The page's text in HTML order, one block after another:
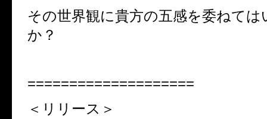
その世界観に貴方の五感を委ねて
か？
====================
＜リリース＞